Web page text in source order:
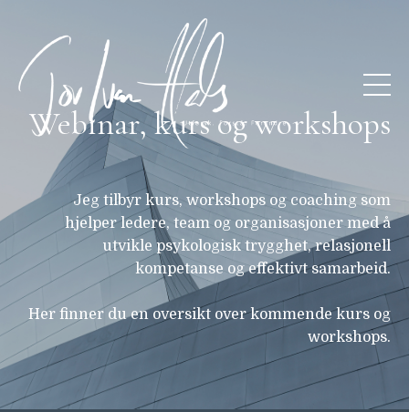
Webinar, kurs og workshops
Jeg tilbyr kurs, workshops og coaching som
hjelper ledere, team og organisasjoner med å
utvikle psykologisk trygghet, relasjonell
kompetanse og effektivt samarbeid.
Her finner du en oversikt over kommende kurs og
workshops.